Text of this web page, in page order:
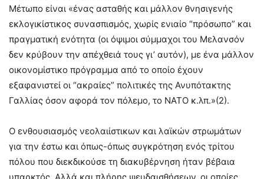
Μέτωπο είναι «ένας ασταθής και μάλλον θνησιγενής
εκλογικίστικος συνασπισμός, χωρίς ενιαίο “πρόσωπο” και
πραγματική ενότητα (οι όψιμοι σύμμαχοι του Μελανσόν
δεν κρύβουν την απέχθειά τους γι’ αυτόν), με ένα μάλλον
οικονομίστικο πρόγραμμα από το οποίο έχουν
εξαφανιστεί οι “ακραίες” πολιτικές της Ανυπότακτης
Γαλλίας όσον αφορά τον πόλεμο, το ΝΑΤΟ κ.λπ.»(2).
Ο ενθουσιασμός νεολαιίστικων και λαϊκών στρωμάτων
για την έστω και όπως-όπως συγκρότηση ενός τρίτου
πόλου που διεκδικούσε τη διακυβέρνηση ήταν βέβαια